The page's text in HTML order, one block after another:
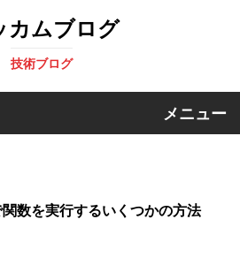
カムブログ
技術ブログ
メニュー
数を実行するいくつかの方法